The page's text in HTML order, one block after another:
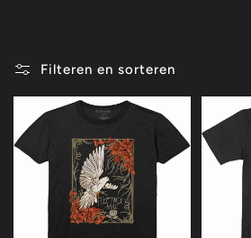
l
l
e
Filteren en sorteren